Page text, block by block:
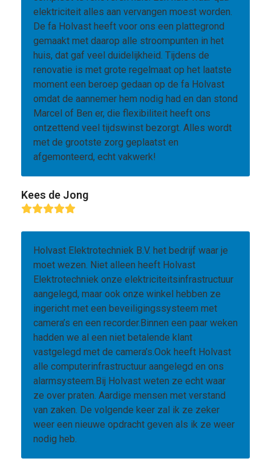
elektriciteit alles aan vervangen moest worden.
De fa Holvast heeft voor ons een plattegrond
gemaakt met daarop alle stroompunten in het
huis, dat gaf veel duidelijkheid. Tijdens de
renovatie is met grote regelmaat op het laatste
moment een beroep gedaan op de fa Holvast
omdat de aannemer hem nodig had en dan stond
Marcel of Ben er, die flexibiliteit heeft ons
ontzettend veel tijdswinst bezorgt. Alles wordt
met de grootste zorg geplaatst en
afgemonteerd, echt vakwerk!
Kees de Jong
Rating:
Holvast Elektrotechniek B.V. het bedrijf waar je
moet wezen. Niet alleen heeft Holvast
Elektrotechniek onze elektriciteitsinfrastructuur
aangelegd, maar ook onze winkel hebben ze
ingericht met een beveiligingssysteem met
camera’s en een recorder.Binnen een paar weken
hadden we al een niet betalende klant
vastgelegd met de camera’s.Ook heeft Holvast
alle computerinfrastructuur aangelegd en ons
alarmsysteem.Bij Holvast weten ze echt waar
ze over praten. Aardige mensen met verstand
van zaken. De volgende keer zal ik ze zeker
weer een nieuwe opdracht geven als ik ze weer
nodig heb.